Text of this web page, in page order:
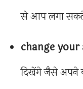
से आप लगा
change your
दिखेंगे जैसे अपने